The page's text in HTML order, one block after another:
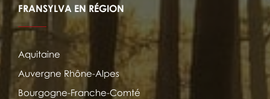
FRANSYLVA EN RÉGION
Aquitaine
Auvergne Rhône-Alpes
Bourgogne-Franche-Comté